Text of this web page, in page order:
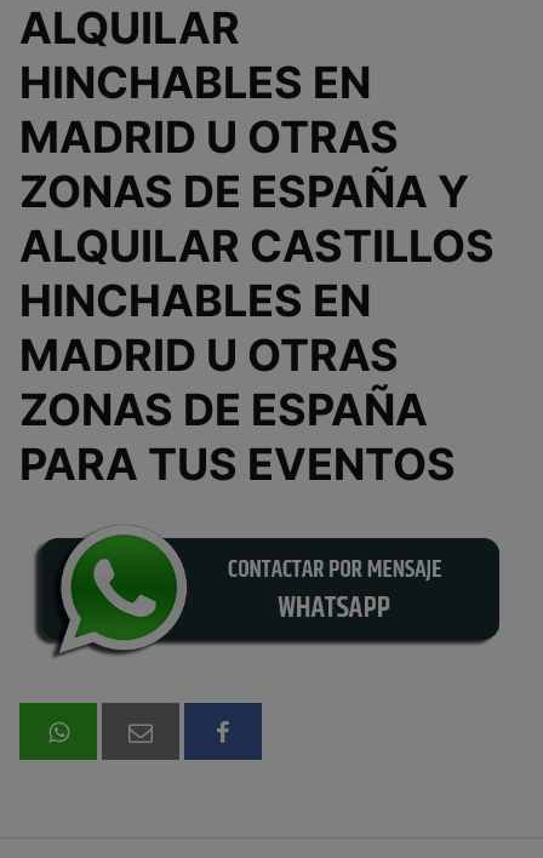
ALQUILAR
HINCHABLES EN
MADRID U OTRAS
ZONAS DE ESPAÑA Y
ALQUILAR CASTILLOS
HINCHABLES EN
MADRID U OTRAS
ZONAS DE ESPAÑA
PARA TUS EVENTOS